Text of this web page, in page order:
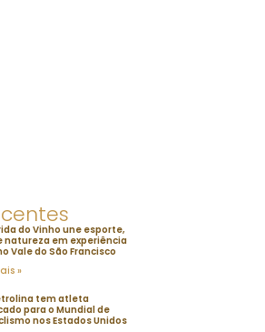
do Vinho une esporte,
natureza em experiência
Vale do São Francisco
»
tem atleta
para o Mundial de
nos Estados Unidos